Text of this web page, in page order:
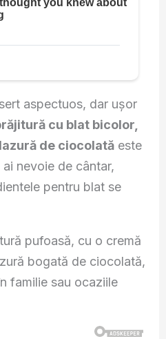
aspectuos, dar ușor
cu blat bicolor,
de ciocolatăeste
nevoie de cântar,
pentru blat se
pufoasă, cu o cremă
bogată de ciocolată,
familie sau ocaziile